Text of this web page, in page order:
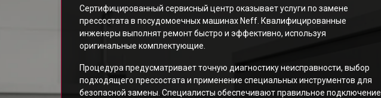
Сертифицированный сервисный центр оказывает услуги по замене
прессостата в посудомоечных машинах Neff. Квалифицированные
инженеры выполнят ремонт быстро и эффективно, используя
оригинальные комплектующие.
Процедура предусматривает точную диагностику неисправности, выбор
подходящего прессостата и применение специальных инструментов для
безопасной замены. Специалисты обеспечивают правильное подключение